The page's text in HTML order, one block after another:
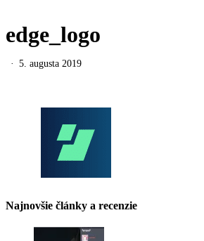
edge_logo
5. augusta 2019
Najnovšie články a recenzie